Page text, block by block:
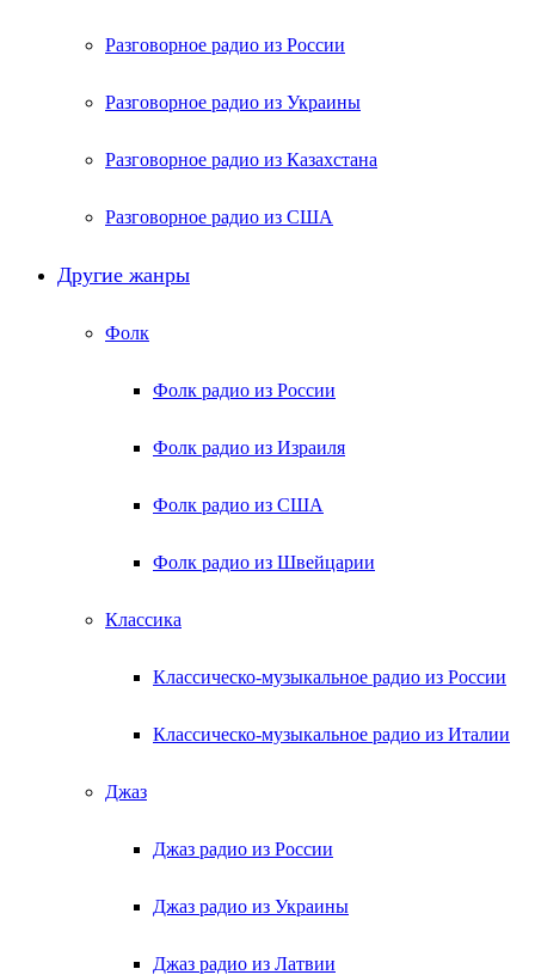
Разговорное радио из России
Разговорное радио из Украины
Разговорное радио из Казахстана
Разговорное радио из США
Другие жанры
Фолк
Фолк радио из России
Фолк радио из Израиля
Фолк радио из США
Фолк радио из Швейцарии
Классика
Классическо-музыкальное радио из России
Классическо-музыкальное радио из Италии
Джаз
Джаз радио из России
Джаз радио из Украины
Джаз радио из Латвии